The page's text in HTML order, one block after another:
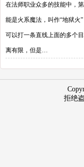
在法师职业众多的技能中，
能是火系魔法，叫作“地狱火
可以打一条直线上面的多个
离有限，但是…
拒绝